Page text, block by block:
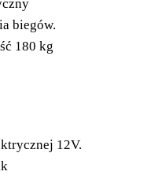
biegów.
180 kg
12V.